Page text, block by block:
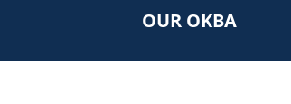
OUR OKBA